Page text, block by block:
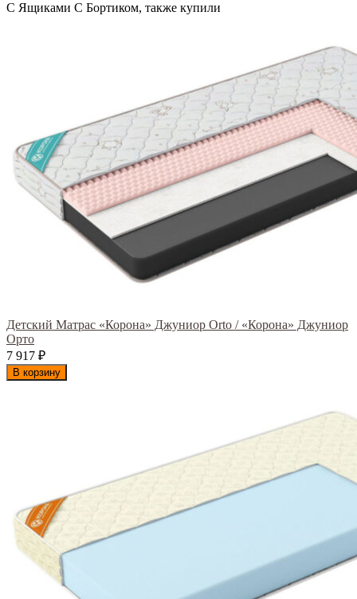
С Ящиками С Бортиком, также купили
Детский Матрас «Корона» Джуниор Orto / «Корона» Джуниор
Орто
7 917 ₽
В корзину